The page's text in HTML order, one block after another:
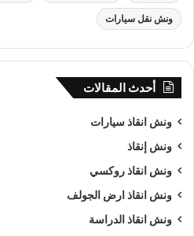
ونش نقل سيارات
أحدث المقالات
ونش انقاذ سيارات
ونش إنقاذ
ونش انقاذ روكسي
ونش انقاذ ارض الجولف
ونش انقاذ الدراسة